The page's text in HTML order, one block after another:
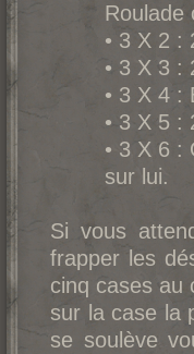
Roulade
• 3 X 2 :
• 3 X 3 :
• 3 X 4 :
• 3 X 5 :
• 3 X 6 :
sur lui.
Si vous
frapper les
cinq cases au
sur la case la
se soulève